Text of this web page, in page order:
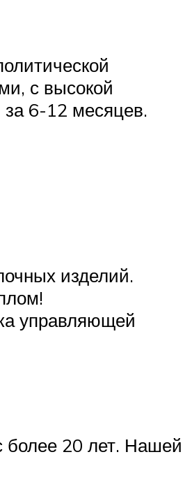
с высокой
6-12 месяцев.
изделий.
управляющей
20 лет. Нашей